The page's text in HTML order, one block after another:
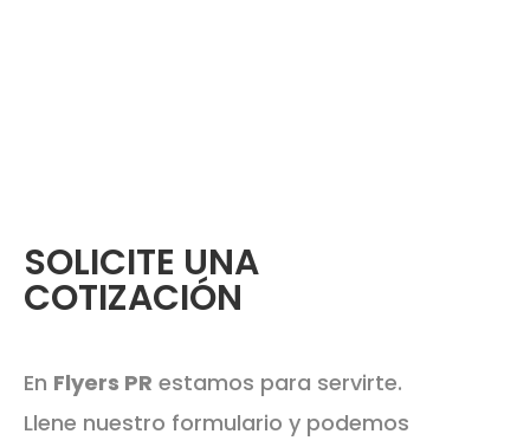
SOLICITE UNA
COTIZACIÓN
En Flyers PR estamos para servirte.
Llene nuestro formulario y podemos